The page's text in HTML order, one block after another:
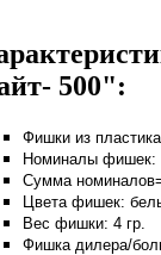
500":
Фишки из
Номиналы фишек:
Сумма
Цвета фишек:
Вес фишки: 4 гр.
Фишка дилера/